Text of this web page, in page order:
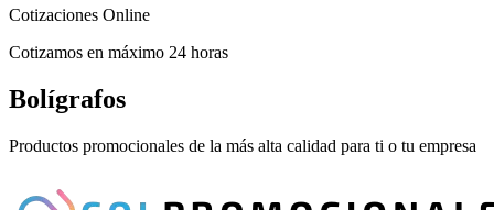
Cotizaciones Online
Cotizamos en máximo 24 horas
Bolígrafos
Productos promocionales de la más alta calidad para ti o tu empresa